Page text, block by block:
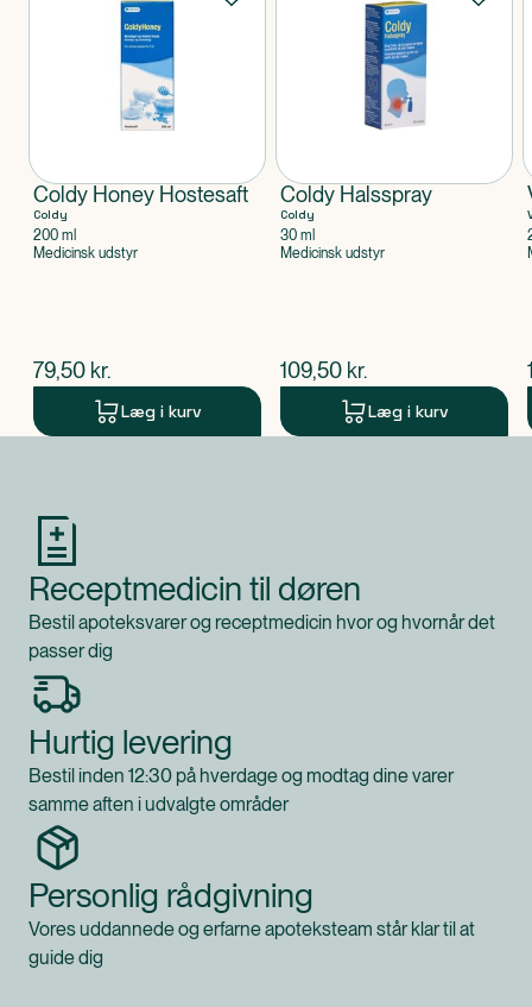
Coldy Honey Hostesaft
Coldy
200 ml
Medicinsk udstyr
$nuværende pris
79,50 kr.
Læg i kurv
Coldy Halsspray
Coldy
30 ml
Medicinsk udstyr
$nuværende pris
109,50 kr.
Læg i kurv
Receptmedicin til døren
Bestil apoteksvarer og receptmedicin hvor og hvornår det
passer dig
Hurtig levering
Bestil inden 12:30 på hverdage og modtag dine varer
samme aften i udvalgte områder
Personlig rådgivning
Vores uddannede og erfarne apoteksteam står klar til at
guide dig